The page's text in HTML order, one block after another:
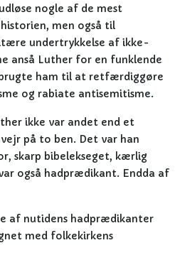
nogle af de mest
men også til
undertrykkelse af ikke-
anså Luther for en funklende
ham til at retfærdiggøre
og rabiate antisemitisme.
ikke var andet end et
på to ben. Det var han
skarp bibelekseget, kærlig
også hadprædikant. Endda af
af nutidens hadprædikanter
med folkekirkens